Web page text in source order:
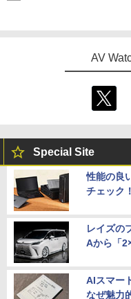
AV
Special Site
性能の良
チェック！
レイズの
Aから「
AIスマー
なぜ魅力